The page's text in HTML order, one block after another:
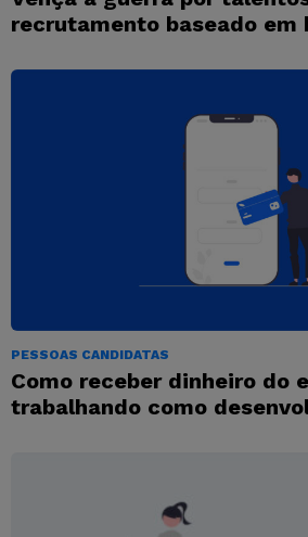
recrutamento baseado em
PESSOAS CANDIDATAS
Como receber dinheiro do
trabalhando como